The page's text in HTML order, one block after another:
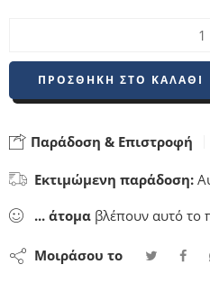
ΠΡΟΣΘΉΚΗ ΣΤΟ ΚΑΛΆΘΙ
Παράδοση & Επιστροφή
Εκτιμώμενη παράδοση:
... άτομα βλέπουν αυτό το
Μοιράσου το